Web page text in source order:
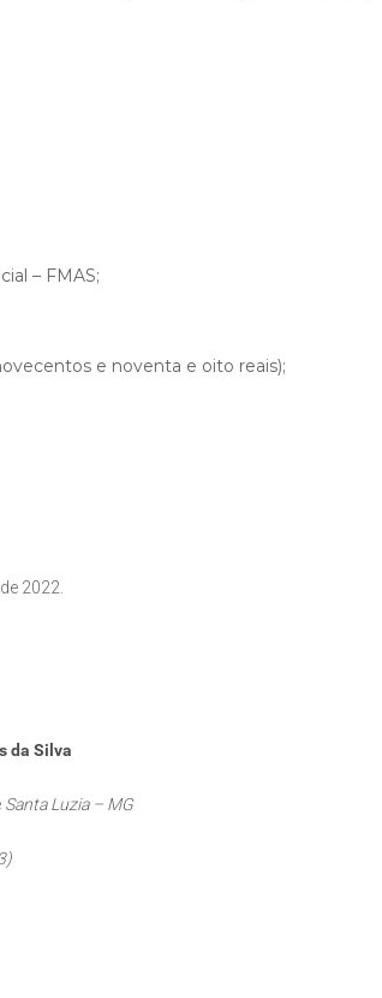
– FMAS;
e noventa e oito reais);
2022.
da Silva
Santa Luzia – MG